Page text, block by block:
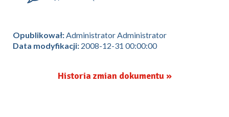
Opublikował:Administrator Administrator
Data modyfikacji: 2008-12-31 00:00:00
Historia zmian dokumentu »